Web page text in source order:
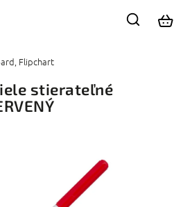
Flipchart
stierateľné